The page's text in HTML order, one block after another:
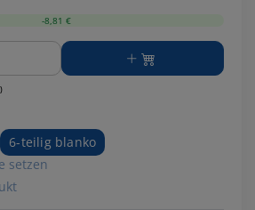
-8,81 €
6-teilig blanko
setzen